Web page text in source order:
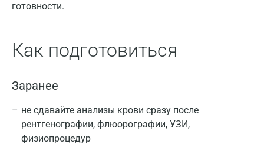
готовности.
Как подготовиться
Заранее
не сдавайте анализы крови сразу после
рентгенографии, флюорографии, УЗИ,
физиопроцедур